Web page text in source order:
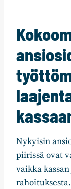
Nykyisin
piirissä ovat
vaikka